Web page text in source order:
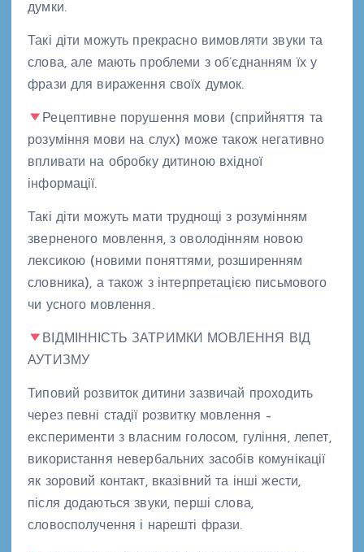
думки.
Такі діти можуть прекрасно вимовляти звуки та
слова, але мають проблеми з об’єднанням їх у
фрази для вираження своїх думок.
Рецептивне порушення мови (сприйняття та
розуміння мови на слух) може також негативно
впливати на обробку дитиною вхідної
інформації.
Такі діти можуть мати труднощі з розумінням
зверненого мовлення, з оволодінням новою
лексикою (новими поняттями, розширенням
словника), а також з інтерпретацією письмового
чи усного мовлення.
ВІДМІННІСТЬ ЗАТРИМКИ МОВЛЕННЯ ВІД
АУТИЗМУ
Типовий розвиток дитини зазвичай проходить
через певні стадії розвитку мовлення –
експерименти з власним голосом, гуління, лепет,
використання невербальних засобів комунікації
як зоровий контакт, вказівний та інші жести,
після додаються звуки, перші слова,
словосполучення і нарешті фрази.